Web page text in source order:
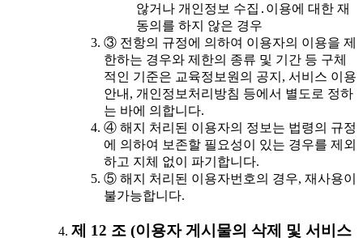
않거나 개인정보 수집․이용에 대한 재
동의를 하지 않은 경우
③ 전항의 규정에 의하여 이용자의 이용을 제
한하는 경우와 제한의 종류 및 기간 등 구체
적인 기준은 교육정보원의 공지, 서비스 이용
안내, 개인정보처리방침 등에서 별도로 정하
는 바에 의합니다.
④ 해지 처리된 이용자의 정보는 법령의 규정
에 의하여 보존할 필요성이 있는 경우를 제외
하고 지체 없이 파기합니다.
⑤ 해지 처리된 이용자번호의 경우, 재사용이
불가능합니다.
제 12 조 (이용자 게시물의 삭제 및 서비스